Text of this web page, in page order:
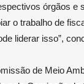
órgãos e
o trabalho de
liderar isso”,
de Meio